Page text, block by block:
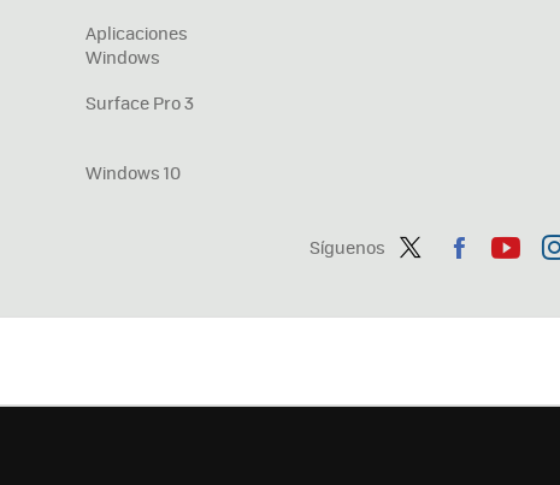
Síguenos
ter
ebo tub
Aplicaciones
Windows
Surface Pro 3
Windows 10